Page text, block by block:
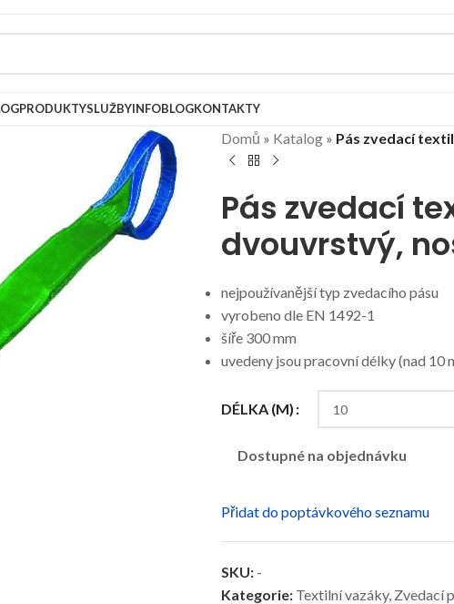
PRODUKTYSLUŽBYINFOBLOGKONTAKTY
Domů » Katalog» Pás zvedací
Pás zvedací
dvouvrstvý,
nejpoužívanější typ zvedacího pásu
vyrobeno dle EN 1492-1
šíře 300 mm
uvedeny jsou pracovní délky (nad 10
DÉLKA (M)
Dostupné na objednávku
Přidat do poptávkového seznamu
SKU: -
Kategorie: Textilní vazáky, Zvedací